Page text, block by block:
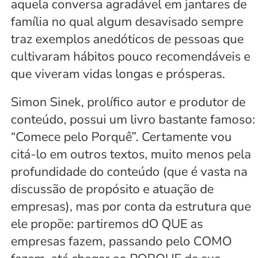
aquela conversa agradável em jantares de
família no qual algum desavisado sempre
traz exemplos anedóticos de pessoas que
cultivaram hábitos pouco recomendáveis e
que viveram vidas longas e prósperas.
Simon Sinek, prolífico autor e produtor de
conteúdo, possui um livro bastante famoso:
“Comece pelo Porquê”. Certamente vou
citá-lo em outros textos, muito menos pela
profundidade do conteúdo (que é vasta na
discussão de propósito e atuação de
empresas), mas por conta da estrutura que
ele propõe: partiremos dO QUE as
empresas fazem, passando pelo COMO